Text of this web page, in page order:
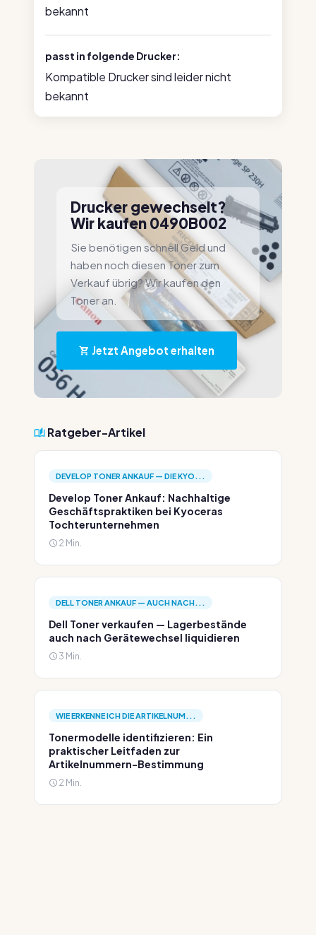
bekannt
passt in folgende Drucker:
Kompatible Drucker sind leider nicht
bekannt
Drucker gewechselt?
Wir kaufen 0490B002
Sie benötigen schnell Geld und
haben noch diesen Toner zum
Verkauf übrig? Wir kaufen den
Toner an.
Jetzt Angebot erhalten
Ratgeber-Artikel
DEVELOP TONER ANKAUF — DIE KYO...
Develop Toner Ankauf: Nachhaltige
Geschäftspraktiken bei Kyoceras
Tochterunternehmen
2 Min.
DELL TONER ANKAUF — AUCH NACH...
Dell Toner verkaufen — Lagerbestände
auch nach Gerätewechsel liquidieren
3 Min.
WIE ERKENNE ICH DIE ARTIKELNUM...
Tonermodelle identifizieren: Ein
praktischer Leitfaden zur
Artikelnummern-Bestimmung
2 Min.